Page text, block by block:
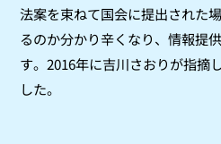
法案を束ねて国会に提出された
るのか分かり辛くなり、情報提
す。2016年に吉川さおりが指摘
した。